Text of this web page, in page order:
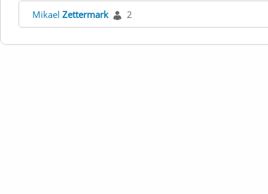
Mikael Zettermark 2